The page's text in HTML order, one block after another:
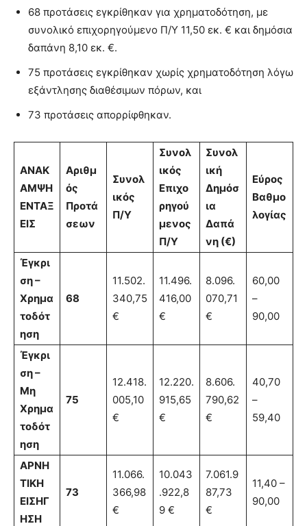
68 προτάσεις εγκρίθηκαν για χρηματοδότηση, με
συνολικό επιχορηγούμενο Π/Υ 11,50 εκ. € και δημόσια
δαπάνη 8,10 εκ. €.
75 προτάσεις εγκρίθηκαν χωρίς χρηματοδότηση λόγω
εξάντλησης διαθέσιμων πόρων, και
73 προτάσεις απορρίφθηκαν.
ΑΝΑΚ
ΑΜΨΗ
ΕΝΤΑΞ
ΕΙΣ
Αριθμ
ός
Προτά
σεων
Συνολ
ικός
Π/Υ
Συνολ
ικός
Επιχο
ρηγού
μενος
Π/Υ
Συνολ
ική
Δημόσ
ια
Δαπά
νη (€)
Εύρος
Βαθμο
λογίας
Έγκρι
ση –
Χρημα
τοδότ
ηση
68
11.502.
340,75
€
11.496.
416,00
€
8.096.
070,71
€
60,00
–
90,00
Έγκρι
ση –
Μη
Χρημα
τοδότ
ηση
75
12.418.
005,10
€
12.220.
915,65
€
8.606.
790,62
€
40,70
–
59,40
ΑΡΝΗ
ΤΙΚΗ
ΕΙΣΗΓ
ΗΣΗ
73
11.066.
366,98
€
10.043
.922,8
9 €
7.061.9
87,73
€
11,40 –
90,00